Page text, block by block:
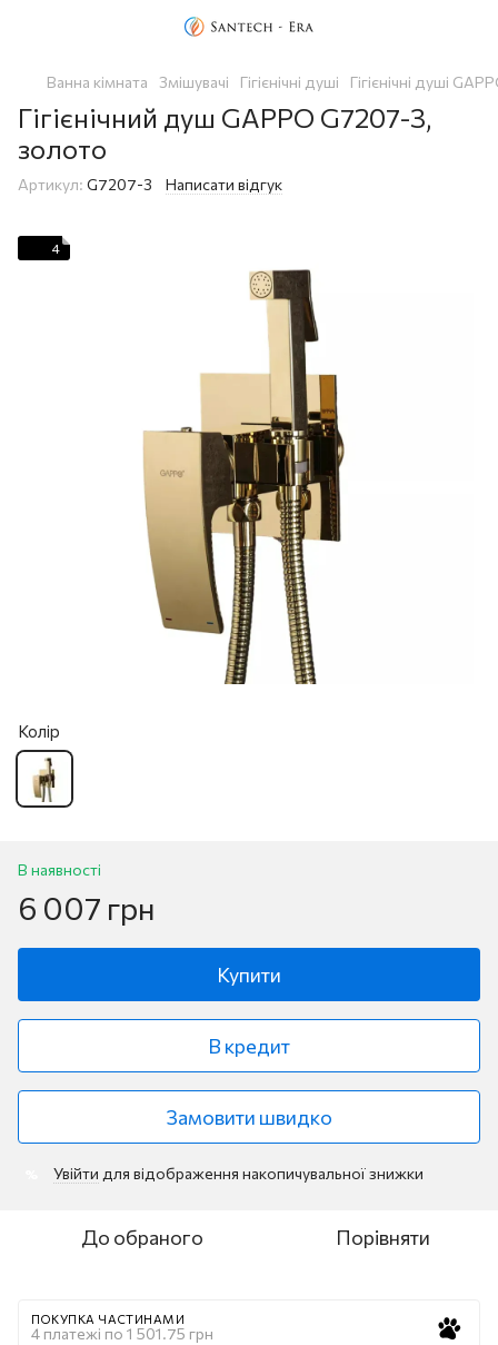
Ванна кімната Змішувачі Гігієнічні душі Гігієнічні душі
Гігієнічний душ GAPPO G7207-3,
золото
Артикул: G7207-3 Написати відгук
4
Колір
В наявності
6 007 грн
Купити
В кредит
Замовити швидко
Увійти для відображення накопичувальної знижки
До обраного Порівняти
ПОКУПКА ЧАСТИНАМИ
4 платежі по 1 501.75 грн